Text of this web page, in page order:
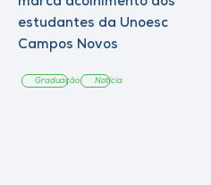
estudantes da Unoesc
Campos Novos
Graduação Notícia